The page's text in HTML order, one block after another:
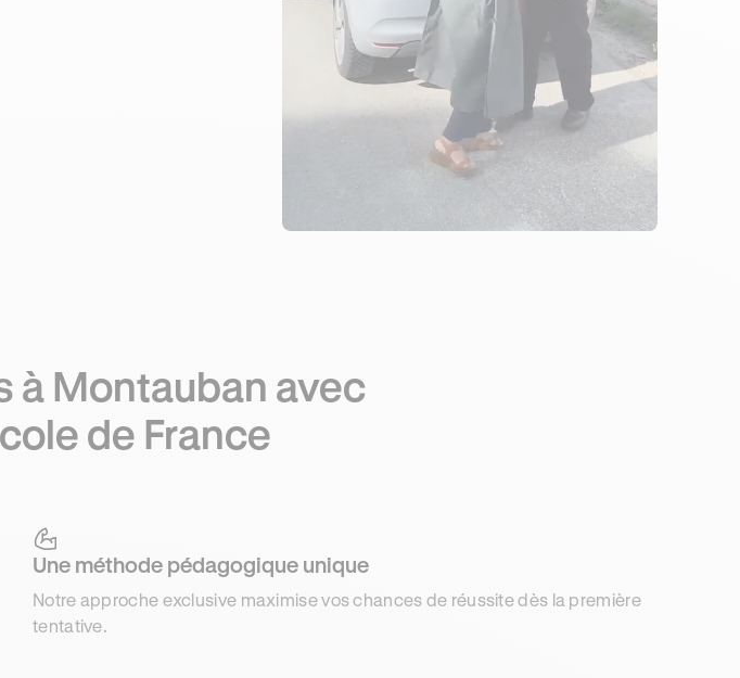
à Montauban avec
de France
Une méthode pédagogique unique
Notre approche exclusive maximise vos chances de réussite dès la première
tentative.